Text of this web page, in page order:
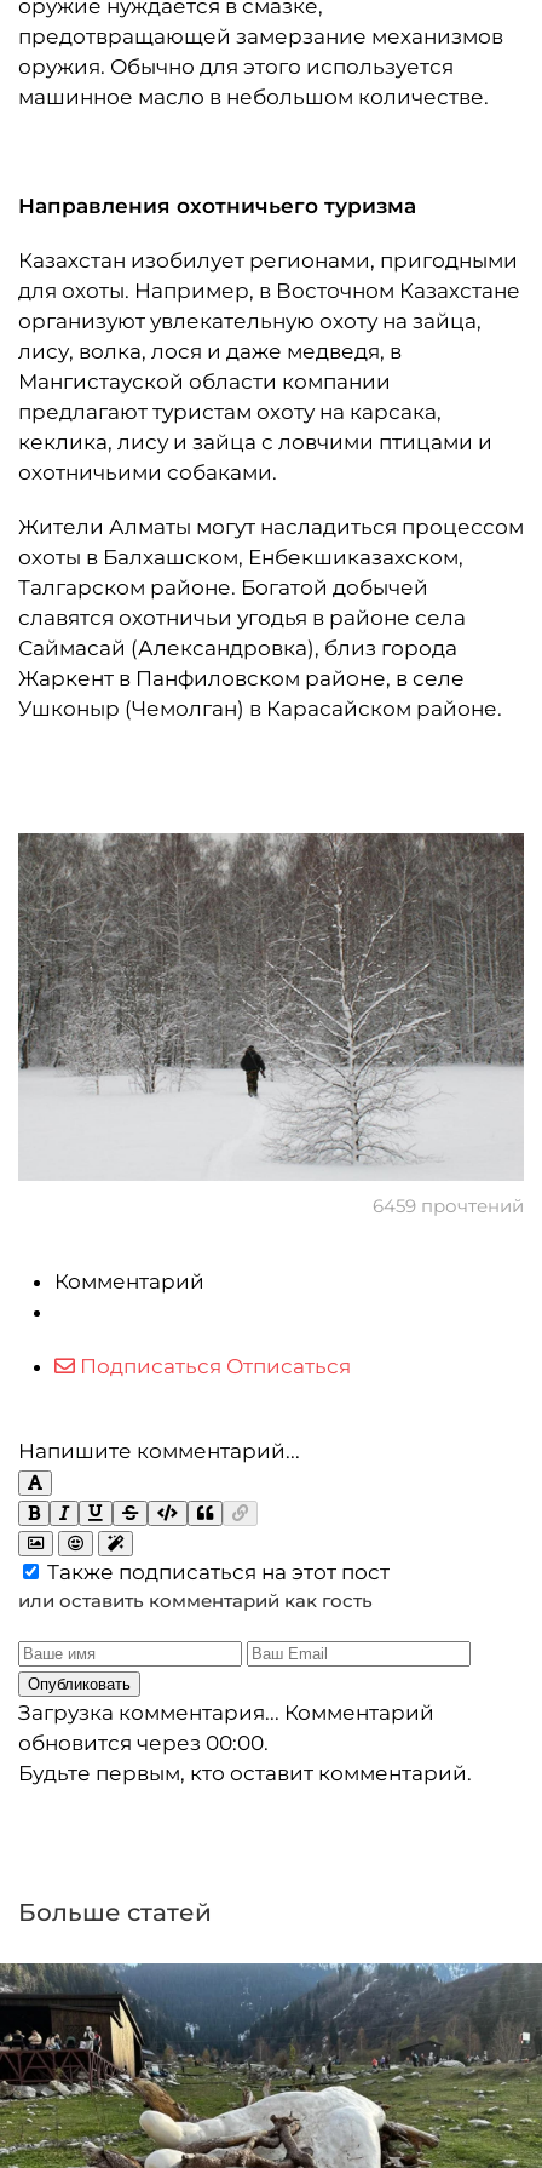
оружие нуждается в смазке,
предотвращающей замерзание механизмов
оружия. Обычно для этого используется
машинное масло в небольшом количестве.
Направления охотничьего туризма
Казахстан изобилует регионами, пригодными
для охоты. Например, в Восточном Казахстане
организуют увлекательную охоту на зайца,
лису, волка, лося и даже медведя, в
Мангистауской области компании
предлагают туристам охоту на карсака,
кеклика, лису и зайца с ловчими птицами и
охотничьими собаками.
Жители Алматы могут насладиться процессом
охоты в Балхашском, Енбекшиказахском,
Талгарском районе. Богатой добычей
славятся охотничьи угодья в районе села
Саймасай (Александровка), близ города
Жаркент в Панфиловском районе, в селе
Ушконыр (Чемолган) в Карасайском районе.
6459 прочтений
Комментарий
Подписаться Отписаться
Напишите комментарий...
Также подписаться на этот пост
или оставить комментарий как гость
Опубликовать
Загрузка комментария... Комментарий
обновится через 00:00.
Будьте первым, кто оставит комментарий.
Больше статей